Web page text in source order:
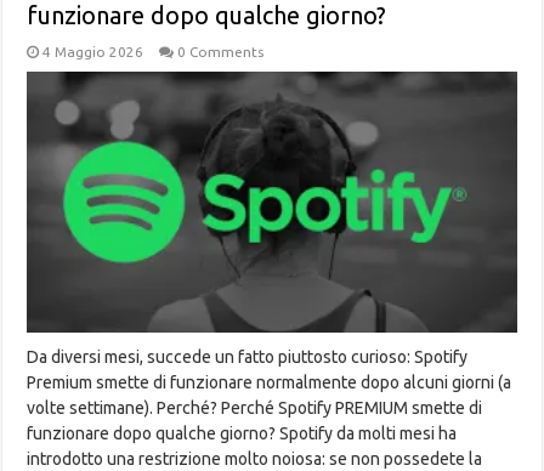
funzionare dopo qualche giorno?
4 Maggio 2026 0 Comments
Da diversi mesi, succede un fatto piuttosto curioso: Spotify
Premium smette di funzionare normalmente dopo alcuni giorni (a
volte settimane). Perché? Perché Spotify PREMIUM smette di
funzionare dopo qualche giorno? Spotify da molti mesi ha
introdotto una restrizione molto noiosa: se non possedete la